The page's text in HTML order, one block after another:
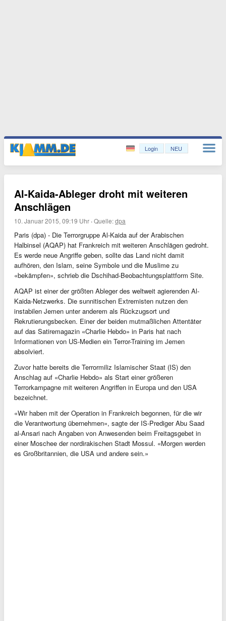
Login NEU
Al-Kaida-Ableger droht mit weiteren
Anschlägen
10. Januar 2015, 09:19 Uhr ·Quelle:dpa
Paris (dpa) - Die Terrorgruppe Al-Kaida auf der Arabischen
Halbinsel (AQAP) hat Frankreich mit weiteren Anschlägen gedroht.
Es werde neue Angriffe geben, sollte das Land nicht damit
aufhören, den Islam, seine Symbole und die Muslime zu
«bekämpfen», schrieb die Dschihad-Beobachtungsplattform Site.
AQAP ist einer der größten Ableger des weltweit agierenden Al-
Kaida-Netzwerks. Die sunnitischen Extremisten nutzen den
instabilen Jemen unter anderem als Rückzugsort und
Rekrutierungsbecken. Einer der beiden mutmaßlichen Attentäter
auf das Satiremagazin «Charlie Hebdo» in Paris hat nach
Informationen von US-Medien ein Terror-Training im Jemen
absolviert.
Zuvor hatte bereits die Terrormiliz Islamischer Staat (IS) den
Anschlag auf «Charlie Hebdo» als Start einer größeren
Terrorkampagne mit weiteren Angriffen in Europa und den USA
bezeichnet.
«Wir haben mit der Operation in Frankreich begonnen, für die wir
die Verantwortung übernehmen», sagte der IS-Prediger Abu Saad
al-Ansari nach Angaben von Anwesenden beim Freitagsgebet in
einer Moschee der nordirakischen Stadt Mossul. «Morgen werden
es Großbritannien, die USA und andere sein.»